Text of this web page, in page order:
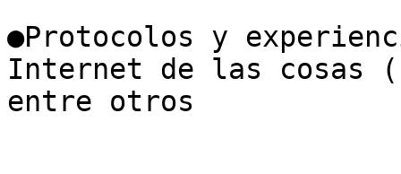
●Protocolos y
Internet de las cosas
entre otros